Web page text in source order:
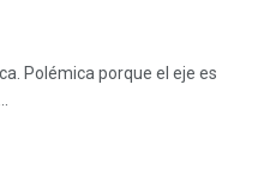
Polémica porque el eje es